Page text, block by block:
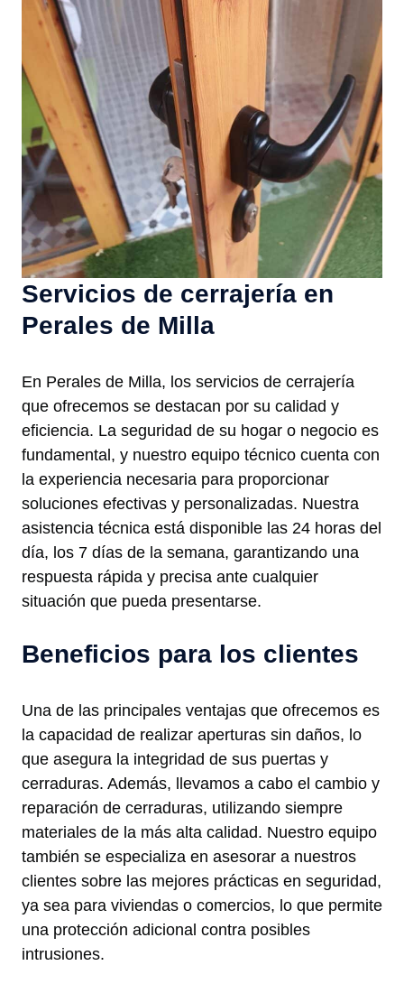
Servicios de cerrajería en
Perales de Milla
En Perales de Milla, los servicios de cerrajería
que ofrecemos se destacan por su calidad y
eficiencia. La seguridad de su hogar o negocio es
fundamental, y nuestro equipo técnico cuenta con
la experiencia necesaria para proporcionar
soluciones efectivas y personalizadas. Nuestra
asistencia técnica está disponible las 24 horas del
día, los 7 días de la semana, garantizando una
respuesta rápida y precisa ante cualquier
situación que pueda presentarse.
Beneficios para los clientes
Una de las principales ventajas que ofrecemos es
la capacidad de realizar aperturas sin daños, lo
que asegura la integridad de sus puertas y
cerraduras. Además, llevamos a cabo el cambio y
reparación de cerraduras, utilizando siempre
materiales de la más alta calidad. Nuestro equipo
también se especializa en asesorar a nuestros
clientes sobre las mejores prácticas en seguridad,
ya sea para viviendas o comercios, lo que permite
una protección adicional contra posibles
intrusiones.